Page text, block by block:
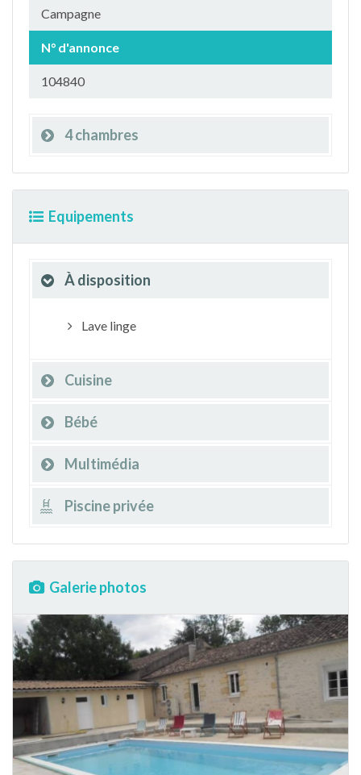
Campagne
N° d'annonce
104840
4 chambres
Equipements
À disposition
Lave linge
Cuisine
Bébé
Multimédia
Piscine privée
Galerie photos